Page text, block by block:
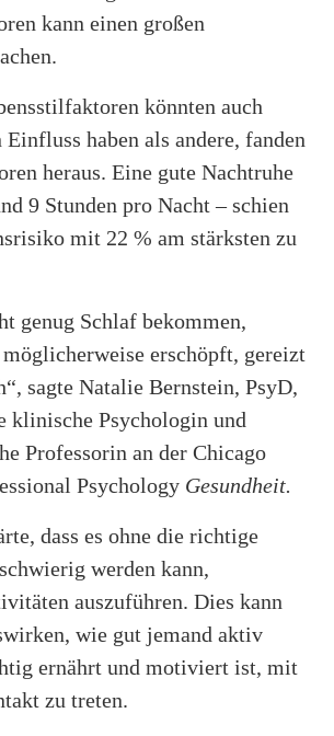
kann einen großen
könnten auch
Einfluss haben als andere, fanden
heraus. Eine gute Nachtruhe
9 Stunden pro Nacht – schien
mit 22 % am stärksten zu
genug Schlaf bekommen,
erschöpft, gereizt
sagte Natalie Bernstein, PsyD,
klinische Psychologin und
Professorin an der Chicago
Psychology Gesundheit.
dass es ohne die richtige
werden kann,
auszuführen. Dies kann
wie gut jemand aktiv
ernährt und motiviert ist, mit
zu treten.